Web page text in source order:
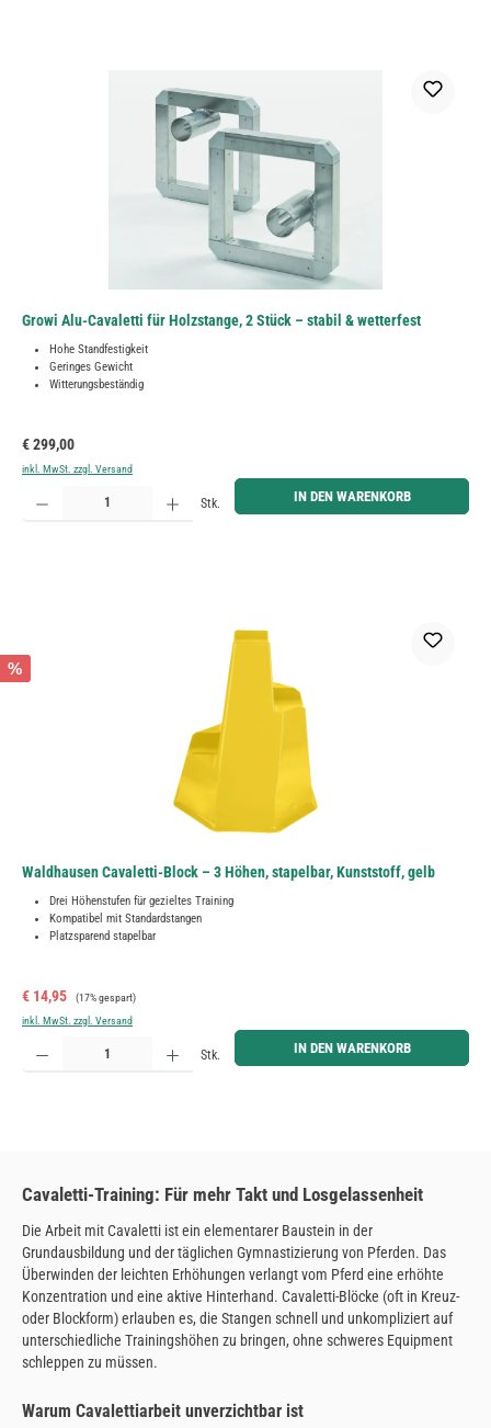
Growi Alu-Cavaletti für Holzstange, 2 Stück – stabil & wetterfest
Hohe Standfestigkeit
Geringes Gewicht
Witterungsbeständig
Regulärer Preis:
€ 299,00
inkl. MwSt. zzgl. Versand
Produkt Anzahl: Gib den gewünschten Wert ein oder benutze die Schaltflächen um die Anzahl zu
Stk. IN DEN WARENKORB
%
Waldhausen Cavaletti-Block – 3 Höhen, stapelbar, Kunststoff, gelb
Drei Höhenstufen für gezieltes Training
Kompatibel mit Standardstangen
Platzsparend stapelbar
Verkaufspreis:
€ 14,95 Regulärer Preis:
(17% gespart)
inkl. MwSt. zzgl. Versand
Produkt Anzahl: Gib den gewünschten Wert ein oder benutze die Schaltflächen um die Anzahl zu
Stk. IN DEN WARENKORB
Cavaletti-Training: Für mehr Takt und Losgelassenheit
Die Arbeit mit Cavaletti ist ein elementarer Baustein in der
Grundausbildung und der täglichen Gymnastizierung von Pferden. Das
Überwinden der leichten Erhöhungen verlangt vom Pferd eine erhöhte
Konzentration und eine aktive Hinterhand. Cavaletti-Blöcke (oft in Kreuz-
oder Blockform) erlauben es, die Stangen schnell und unkompliziert auf
unterschiedliche Trainingshöhen zu bringen, ohne schweres Equipment
schleppen zu müssen.
Warum Cavalettiarbeit unverzichtbar ist